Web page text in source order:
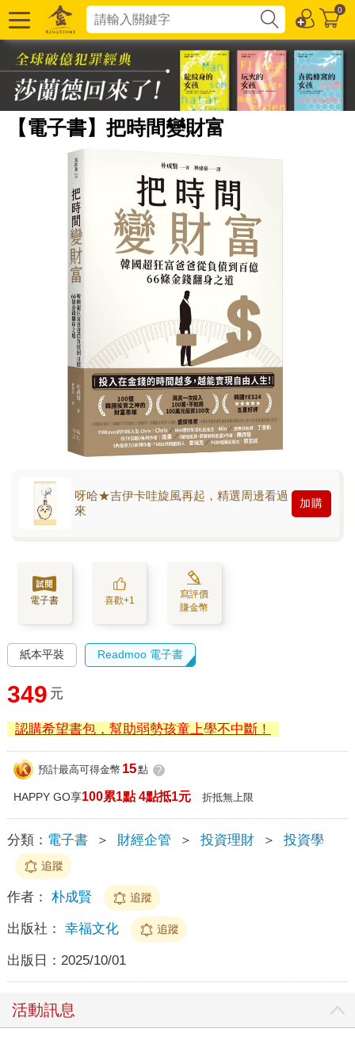
0
【電子書】把時間變財富
呀哈★吉伊卡哇旋風再起，精選周邊看過
來
加購
電子書 喜歡+1
寫評價
賺金幣
紙本平裝 Readmoo 電子書
349 元
認購希望書包，幫助弱勢孩童上學不中斷！
預計最高可得金幣 15點 ?
HAPPY GO享100累1點 4點抵1元 折抵無上限
分類： 電子書 ＞ 財經企管 ＞ 投資理財 ＞ 投資學
追蹤
作者： 朴成賢 追蹤
出版社： 幸福文化 追蹤
出版日： 2025/10/01
活動訊息